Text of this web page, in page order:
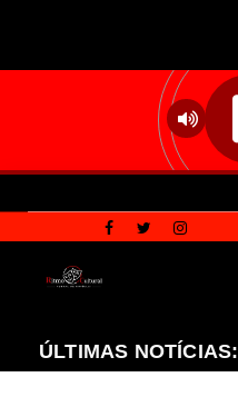
ÚLTIMAS NOTÍCIAS:
agências do trabalhador